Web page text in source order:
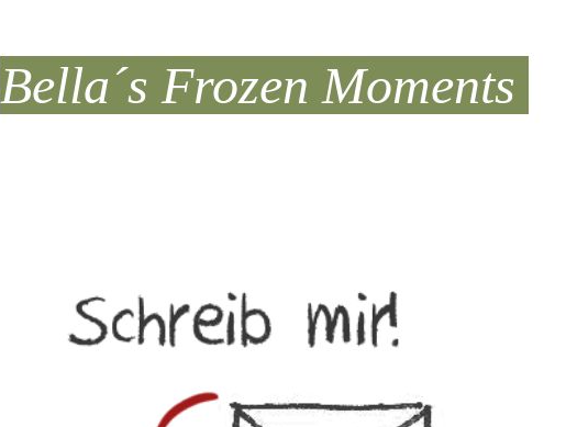
Bella´s Frozen Moments